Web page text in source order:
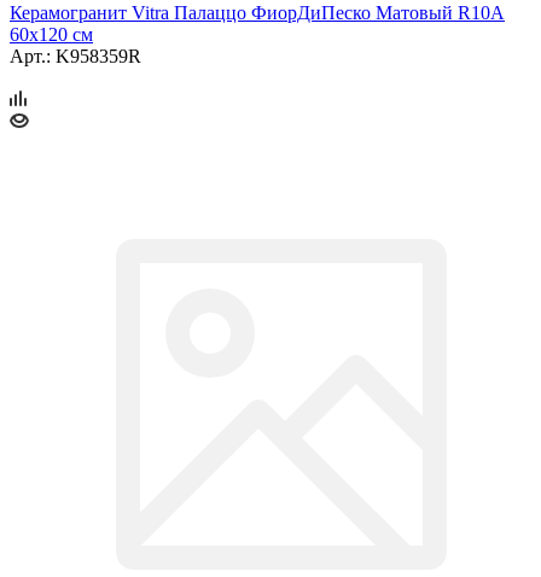
Керамогранит Vitra Палаццо ФиорДиПеско Матовый R10A
60x120 см
Арт.: K958359R